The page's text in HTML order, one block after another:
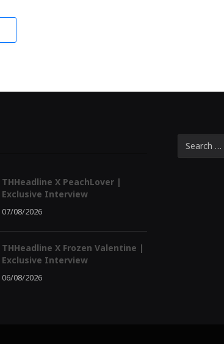
THHeadline X PeachLover |
Exclusive Interview
07/08/2026
THHeadline X Frozen Valentine |
Exclusive Interview
06/08/2026